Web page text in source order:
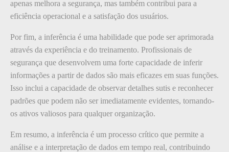
apenas melhora a segurança, mas também contribui para a
eficiência operacional e a satisfação dos usuários.
Por fim, a inferência é uma habilidade que pode ser aprimorada
através da experiência e do treinamento. Profissionais de
segurança que desenvolvem uma forte capacidade de inferir
informações a partir de dados são mais eficazes em suas funções.
Isso inclui a capacidade de observar detalhes sutis e reconhecer
padrões que podem não ser imediatamente evidentes, tornando-
os ativos valiosos para qualquer organização.
Em resumo, a inferência é um processo crítico que permite a
análise e a interpretação de dados em tempo real, contribuindo